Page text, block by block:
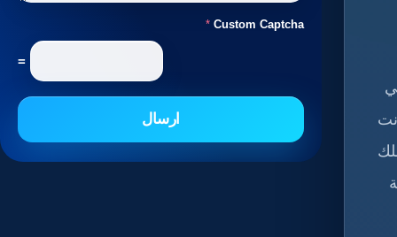
Custom Captcha
*
=
ارسال